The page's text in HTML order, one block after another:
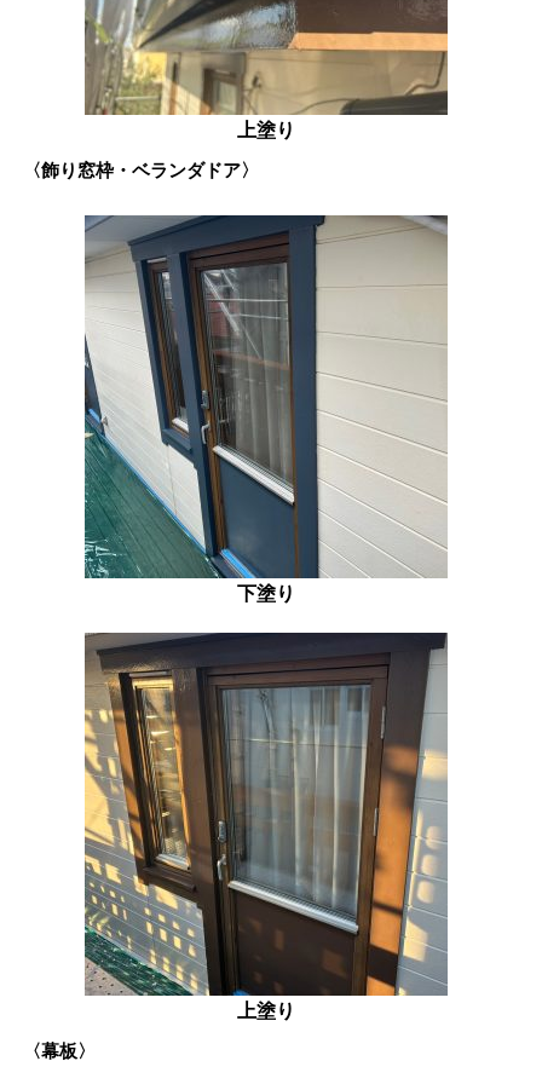
上塗り
〈飾り窓枠・ベランダドア〉
下塗り
上塗り
〈幕板〉